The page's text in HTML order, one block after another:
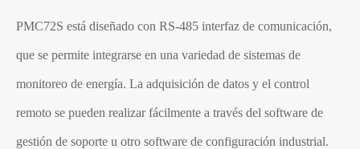
PMC72S está diseñado con RS-485 interfaz de comunicación,
que se permite integrarse en una variedad de sistemas de
monitoreo de energía. La adquisición de datos y el control
remoto se pueden realizar fácilmente a través del software de
gestión de soporte u otro software de configuración industrial.